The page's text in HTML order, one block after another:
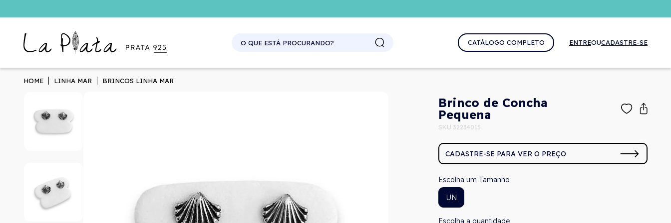
CATÁLOGO COMPLETO ENTREOUCADASTRE-SE
HOME LINHA MAR BRINCOS LINHA MAR
Brinco de Concha
Pequena
SKU 32234015
CADASTRE-SE PARA VER O PREÇO
Tamanho
UN